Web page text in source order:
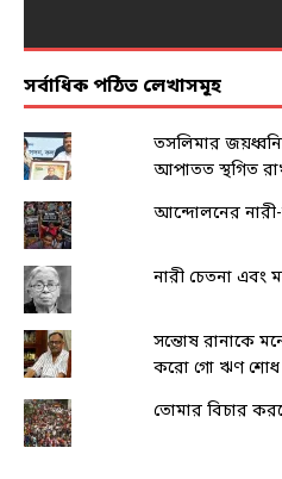
সর্বাধিক পঠিত লেখাসমূহ
তসলিমার
আপাতত স্থগিত
আন্দোলনের
নারী চেতনা এবং
সন্তোষ রানাকে
করো গো ঋণ
তোমার বিচার